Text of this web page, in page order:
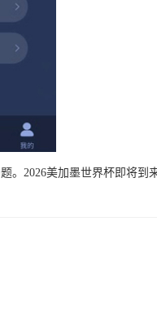
。2026美加墨世界杯即将到